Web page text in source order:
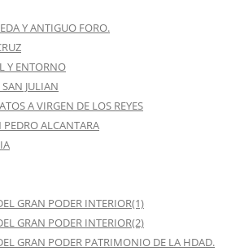
Y ANTIGUO FORO.
Y ENTORNO
JULIAN
A VIRGEN DE LOS REYES
PEDRO ALCANTARA
GRAN PODER INTERIOR(1)
GRAN PODER INTERIOR(2)
GRAN PODER PATRIMONIO DE LA HDAD.